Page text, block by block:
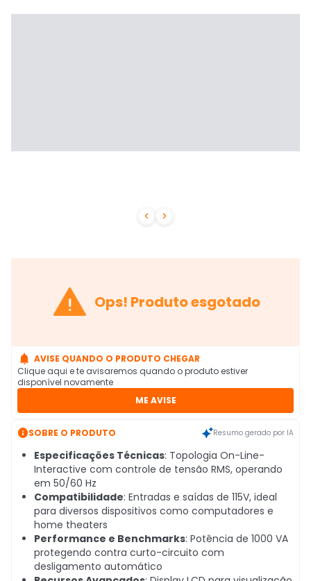
 
 Ops! Produto esgotado
 AVISE QUANDO O PRODUTO CHEGAR
Clique aqui e te avisaremos quando o produto estiver
disponível novamente
ME AVISE
SOBRE O PRODUTO Resumo gerado por IA
Especificações Técnicas: Topologia On-Line-
Interactive com controle de tensão RMS, operando
em 50/60 Hz
Compatibilidade: Entradas e saídas de 115V, ideal
para diversos dispositivos como computadores e
home theaters
Performance e Benchmarks: Potência de 1000 VA
protegendo contra curto-circuito com
desligamento automático